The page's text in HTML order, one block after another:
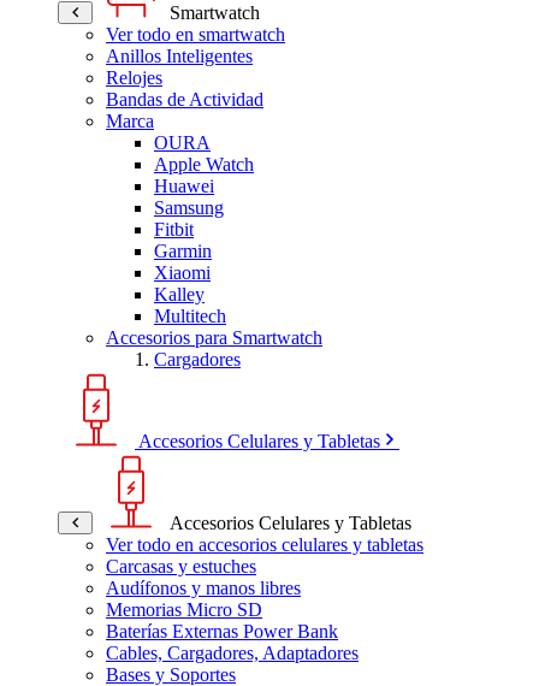
Smartwatch
Ver todo en smartwatch
Anillos Inteligentes
Relojes
Bandas de Actividad
Marca
OURA
Apple Watch
Huawei
Samsung
Fitbit
Garmin
Xiaomi
Kalley
Multitech
Accesorios para Smartwatch
Cargadores
Accesorios Celulares y Tabletas
Accesorios Celulares y Tabletas
Ver todo en accesorios celulares y tabletas
Carcasas y estuches
Audífonos y manos libres
Memorias Micro SD
Baterías Externas Power Bank
Cables, Cargadores, Adaptadores
Bases y Soportes